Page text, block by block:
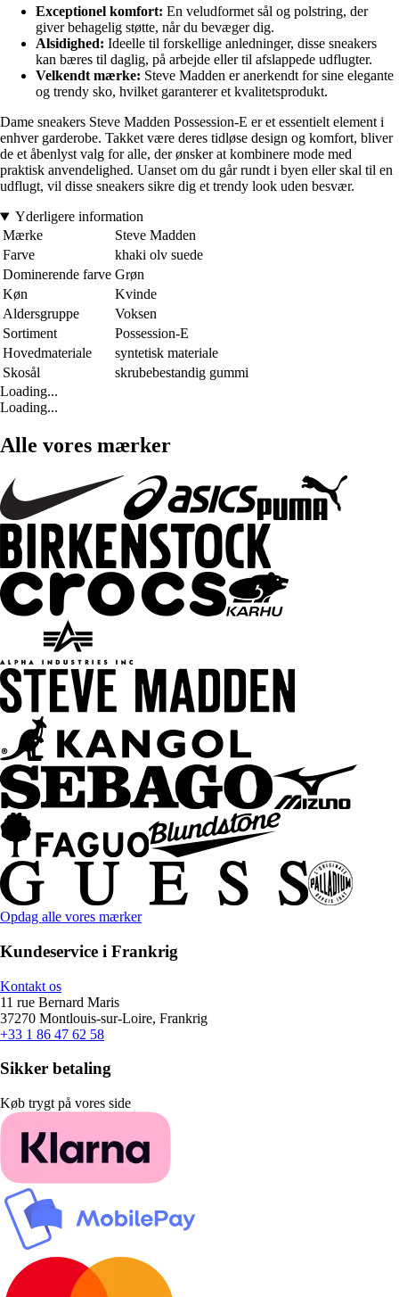
Exceptionel komfort: En veludformet sål og polstring, der
giver behagelig støtte, når du bevæger dig.
Alsidighed: Ideelle til forskellige anledninger, disse sneakers
kan bæres til daglig, på arbejde eller til afslappede udflugter.
Velkendt mærke: Steve Madden er anerkendt for sine elegante
og trendy sko, hvilket garanterer et kvalitetsprodukt.
Dame sneakers Steve Madden Possession-E er et essentielt element i
enhver garderobe. Takket være deres tidløse design og komfort, bliver
de et åbenlyst valg for alle, der ønsker at kombinere mode med
praktisk anvendelighed. Uanset om du går rundt i byen eller skal til en
udflugt, vil disse sneakers sikre dig et trendy look uden besvær.
Yderligere information
Mærke
Steve Madden
Farve
khaki olv suede
Dominerende farve Grøn
Køn
Kvinde
Aldersgruppe
Voksen
Sortiment
Possession-E
Hovedmateriale
syntetisk materiale
Skosål
skrubebestandig gummi
Loading...
Loading...
Alle vores mærker
Opdag alle vores mærker
Kundeservice i Frankrig
Kontakt os
11 rue Bernard Maris
37270 Montlouis-sur-Loire, Frankrig
+33 1 86 47 62 58
Sikker betaling
Køb trygt på vores side